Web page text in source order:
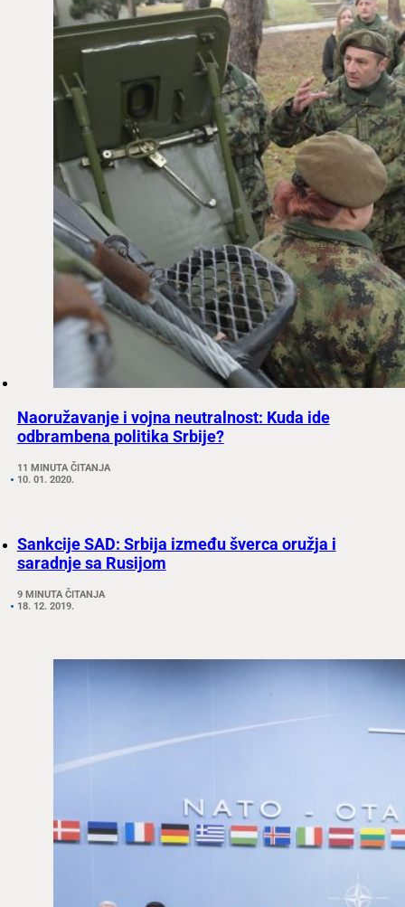
Naoružavanje i vojna neutralnost: Kuda ide
odbrambena politika Srbije?
11 MINUTA ČITANJA
10. 01. 2020.
Sankcije SAD: Srbija između šverca oružja i
saradnje sa Rusijom
9 MINUTA ČITANJA
18. 12. 2019.